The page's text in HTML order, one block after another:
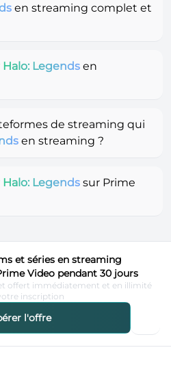
en streaming complet et
Halo: Legendsen
de streaming qui
en streaming ?
Halo: Legendssur Prime
et séries en streaming
Video pendant 30 jours
offert immédiatement et en illimité
inscription
l'offre